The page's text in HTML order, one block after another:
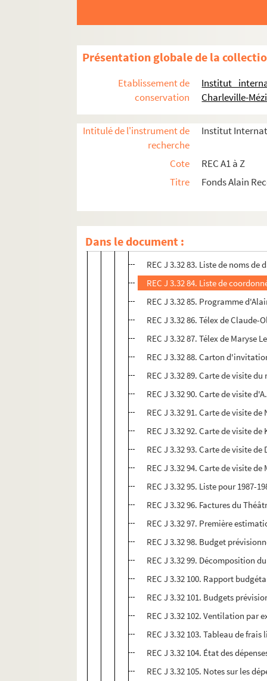
Présentation globale de la
Etablissement de
conservation
Institut
Charleville-
Intitulé de l'instrument de
recherche
Institut
Cote
REC A1 à Z
Titre
Fonds Alain
Dans le document :
REC J 3.32 70. Lettre de Jack
REC J 3.32 72. Lettre d'Alain
REC J 3.32 73. Lettres d'Alain
REC J 3.32 74. Lettre de Kosim
REC J 3.32 76. Brouillon de
REC J 3.32 82. Notes sur la
REC J 3.32 83. Liste de noms
REC J 3.32 84. Liste de
REC J 3.32 85. Programme
REC J 3.32 86. Télex de
REC J 3.32 87. Télex de Maryse
REC J 3.32 88. Carton
REC J 3.32 89. Carte de visite
REC J 3.32 90. Carte de visite
REC J 3.32 91. Carte de visite
REC J 3.32 92. Carte de visite
REC J 3.32 93. Carte de visite
REC J 3.32 94. Carte de visite
REC J 3.32 95. Liste pour 1987-
REC J 3.32 96. Factures du
REC J 3.32 97. Première
REC J 3.32 98. Budget
REC J 3.32 99. Décomposition
REC J 3.32 100. Rapport
REC J 3.32 101. Budgets
REC J 3.32 102. Ventilation par
REC J 3.32 103. Tableau de
REC J 3.32 104. État des
REC J 3.32 105. Notes sur les